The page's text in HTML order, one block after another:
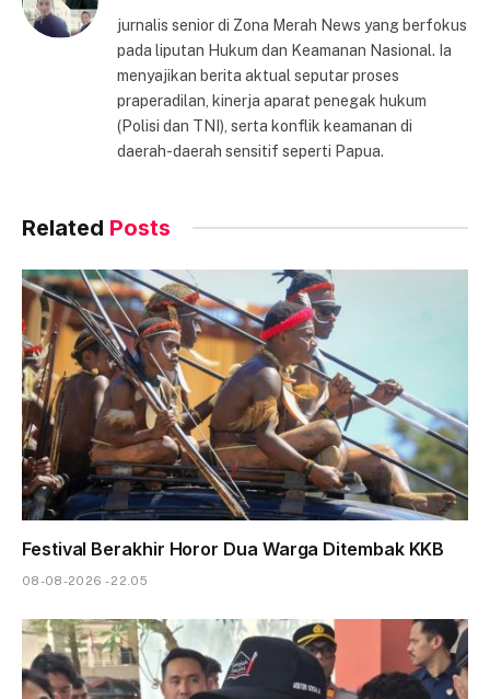
jurnalis senior di Zona Merah News yang berfokus
pada liputan Hukum dan Keamanan Nasional. Ia
menyajikan berita aktual seputar proses
praperadilan, kinerja aparat penegak hukum
(Polisi dan TNI), serta konflik keamanan di
daerah-daerah sensitif seperti Papua.
Related Posts
Festival Berakhir Horor Dua Warga Ditembak KKB
08-08-2026 - 22.05